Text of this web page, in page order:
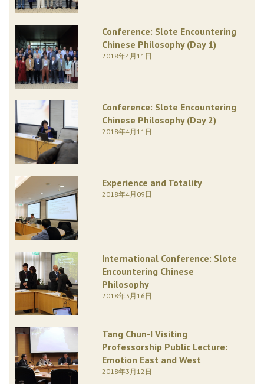
Conference: Slote Encountering
Chinese Philosophy (Day 1)
2018年4月11日
Conference: Slote Encountering
Chinese Philosophy (Day 2)
2018年4月11日
Experience and Totality
2018年4月09日
International Conference: Slote
Encountering Chinese
Philosophy
2018年3月16日
Tang Chun-I Visiting
Professorship Public Lecture:
Emotion East and West
2018年3月12日